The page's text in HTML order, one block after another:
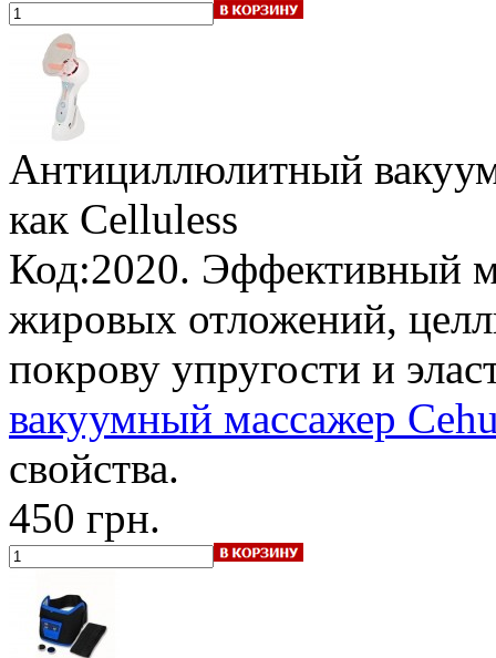
Антициллюлитный
как Celluless
Код:2020. Эффективный
жировых отложений,
покрову упругости и
вакуумный массажер
свойства.
450 грн.